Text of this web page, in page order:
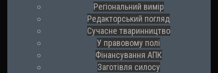
Регіональний вимір
Редакторський погляд
Сучасне тваринництво
У правовому полі
Фінансування АПК
Заготівля силосу